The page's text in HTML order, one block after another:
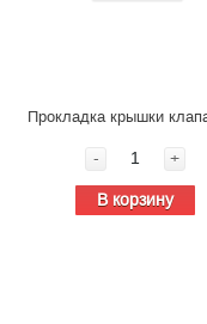
-
+
В корзину